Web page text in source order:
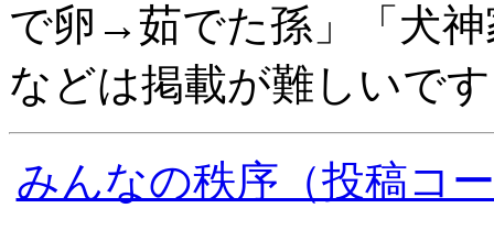
で卵→茹でた孫」「犬
などは掲載が難しいで
みんなの秩序（投稿コ